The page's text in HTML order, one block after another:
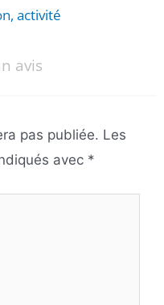
activité
avis
pas publiée. Les
avec *